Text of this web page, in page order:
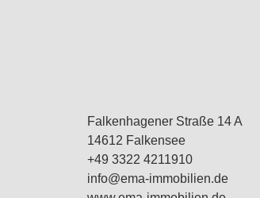
Falkenhagener Straße 14 A
14612 Falkensee
+49 3322 4211910
info@ema-immobilien.de